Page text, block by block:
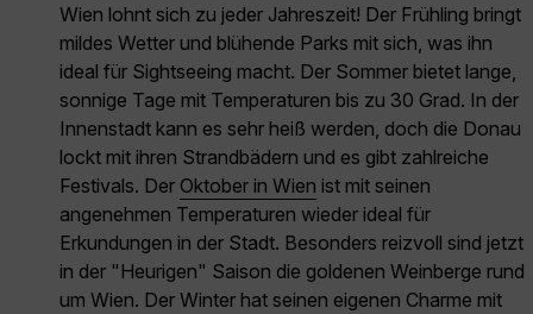
Wien lohnt sich zu jeder Jahreszeit! Der Frühling bringt
mildes Wetter und blühende Parks mit sich, was ihn
ideal für Sightseeing macht. Der Sommer bietet lange,
sonnige Tage mit Temperaturen bis zu 30 Grad. In der
Innenstadt kann es sehr heiß werden, doch die Donau
lockt mit ihren Strandbädern und es gibt zahlreiche
Festivals. Der Oktober in Wien ist mit seinen
angenehmen Temperaturen wieder ideal für
Erkundungen in der Stadt. Besonders reizvoll sind jetzt
in der "Heurigen" Saison die goldenen Weinberge rund
um Wien. Der Winter hat seinen eigenen Charme mit